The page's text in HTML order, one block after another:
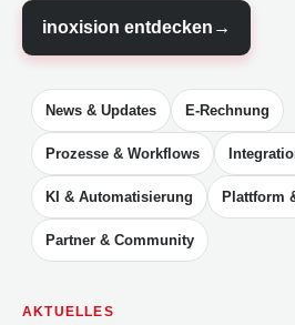
inoxision entdecken →
News & Updates E-Rechnung
Prozesse & Workflows
KI & Automatisierung Plattform
Partner & Community
AKTUELLES